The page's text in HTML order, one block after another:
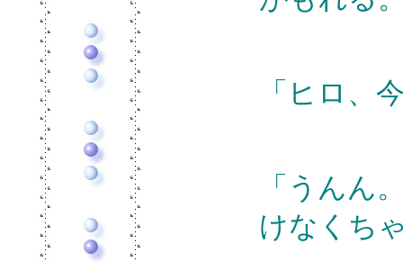
「ヒロ、
「うんん
けなくち